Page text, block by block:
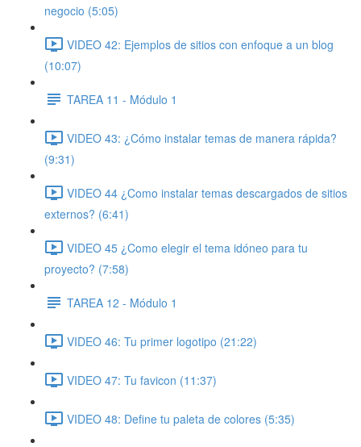
negocio (5:05)
VIDEO 42: Ejemplos de sitios con enfoque a un blog
(10:07)
TAREA 11 - Módulo 1
VIDEO 43: ¿Cómo instalar temas de manera rápida?
(9:31)
VIDEO 44 ¿Como instalar temas descargados de sitios
externos? (6:41)
VIDEO 45 ¿Como elegir el tema idóneo para tu
proyecto? (7:58)
TAREA 12 - Módulo 1
VIDEO 46: Tu primer logotipo (21:22)
VIDEO 47: Tu favicon (11:37)
VIDEO 48: Define tu paleta de colores (5:35)